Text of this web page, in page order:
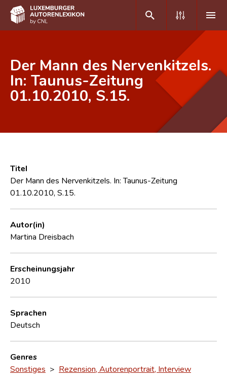
DE FR
Home
Erweiterte Suche
CNL
Forschungsgruppe
Der Mann des Nervenkitzels.
In: Taunus-Zeitung
01.10.2010, S.15.
Titel
Der Mann des Nervenkitzels. In: Taunus-Zeitung
01.10.2010, S.15.
Autor(in)
Martina Dreisbach
Erscheinungsjahr
2010
Sprachen
Deutsch
Genres
Sonstiges > Rezension, Autorenportrait, Interview